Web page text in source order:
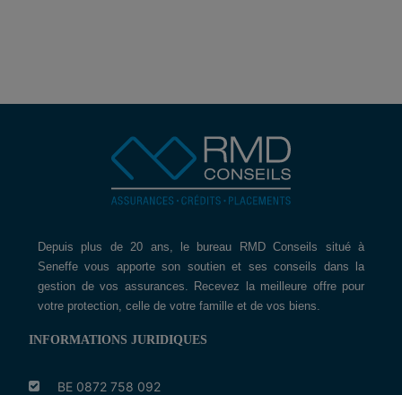
Depuis plus de 20 ans, le bureau RMD Conseils situé à
Seneffe vous apporte son soutien et ses conseils dans la
gestion de vos assurances. Recevez la meilleure offre pour
votre protection, celle de votre famille et de vos biens.
INFORMATIONS JURIDIQUES
BE 0872 758 092